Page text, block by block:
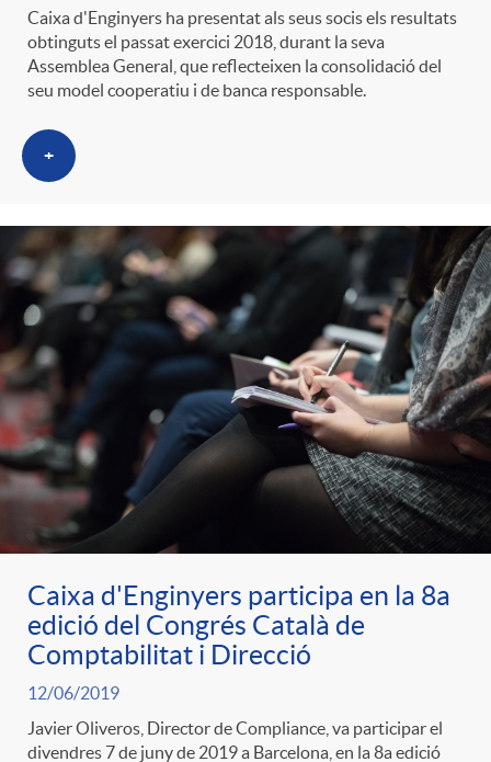
Caixa d'Enginyers ha presentat als seus socis els resultats
obtinguts el passat exercici 2018, durant la seva
Assemblea General, que reflecteixen la consolidació del
seu model cooperatiu i de banca responsable.
+
Caixa d'Enginyers participa en la 8a
edició del Congrés Català de
Comptabilitat i Direcció
12/06/2019
Javier Oliveros, Director de Compliance, va participar el
divendres 7 de juny de 2019 a Barcelona, en la 8a edició